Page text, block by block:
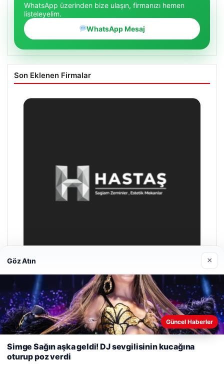
WhatsApp üzerinden bize ulaşın, firmanızı hemen
listeleyelim.
WhatsApp Mesaj
Son Eklenen Firmalar
Enes Kaplan Avukatlık Bürosu
28/04/2026
Web sitemizi nasıl kullandığınızı daha iyi anlayabilmek,
deneyiminizi kişiselleştirmek ve geliştirmek amacıyla çerezler
kullanıyoruz.
Çerez Politikamız
Reddet Kabul Et
Göz Atın ×
Güncel Haberler
Simge Sağın aşka geldi! DJ sevgilisinin kucağına
oturup poz verdi